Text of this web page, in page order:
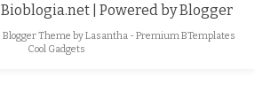
Bioblogia.net | Powered byBlogger
| Blogger Theme byLasantha - Premium BTemplates
Cool Gadgets